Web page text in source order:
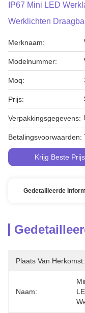
IP67 Mini LED
Werklichten
Merknaam:
Modelnummer:
Moq:
Prijs:
Verpakkingsgegevens:
Betalingsvoorwaarden:
Krijg Beste Prijs
Gedetailleerde
Plaats Van Herkomst:
Naam: